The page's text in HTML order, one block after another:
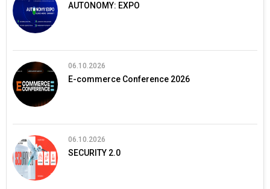
AUTONOMY: EXPO
06.10.2026
E-commerce Conference 2026
06.10.2026
SECURITY 2.0